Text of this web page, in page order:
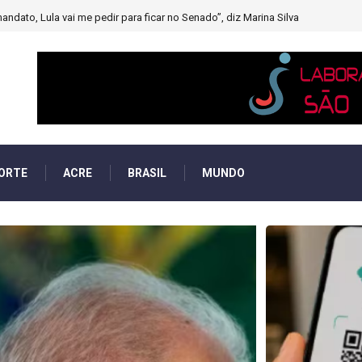
forte’ diminuindo chuvas e provocando secas de rios
ACRE BRASIL MUNDO